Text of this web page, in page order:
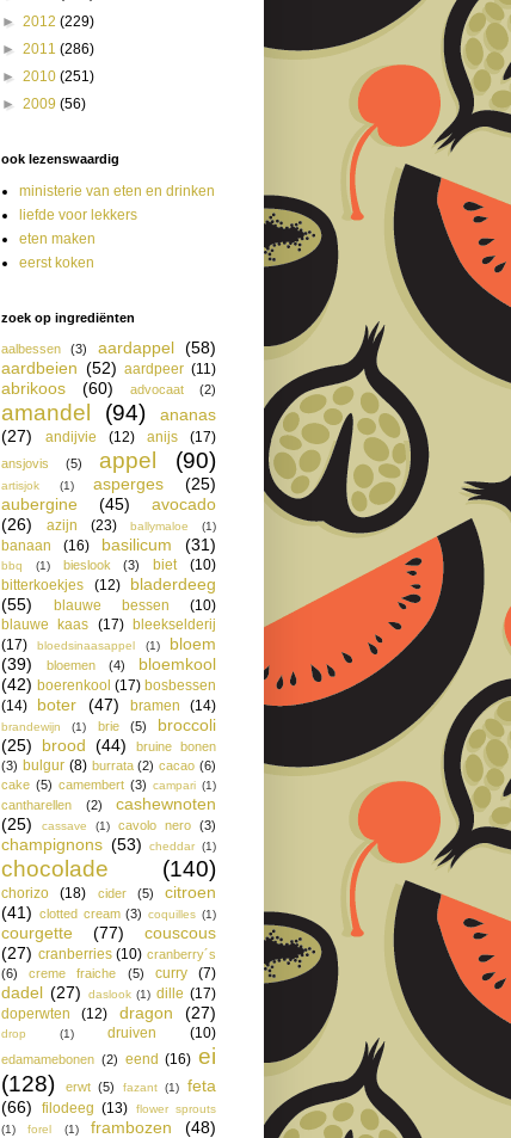
► 2012 (229)
► 2011 (286)
► 2010 (251)
► 2009 (56)
ook lezenswaardig
ministerie van eten en drinken
liefde voor lekkers
eten maken
eerst koken
zoek op ingrediënten
aalbessen (3) aardappel (58)
aardbeien (52) aardpeer (11)
abrikoos (60) advocaat (2)
amandel (94)
ananas
(27)
andijvie (12) anijs (17)
ansjovis (5) appel (90)
artisjok (1) asperges
(25)
aubergine
(45)
avocado
(26)
azijn (23) ballymaloe (1)
banaan (16) basilicum (31)
bbq (1) bieslook (3) biet
(10)
bitterkoekjes
(12)
bladerdeeg
(55)
blauwe bessen
(10)
blauwe kaas (17) bleekselderij
(17)
bloedsinaasappel (1)
bloem
(39)
bloemen (4)
bloemkool
(42) boerenkool (17) bosbessen
(14)
boter (47) bramen (14)
brandewijn (1) brie (5)
broccoli
(25)
brood (44)
bruine bonen
(3) bulgur (8) burrata (2) cacao (6)
cake (5) camembert (3) campari (1)
cantharellen (2)
cashewnoten
(25)
cassave (1) cavolo nero (3)
champignons (53) cheddar (1)
chocolade (140)
chorizo (18) cider (5)
citroen
(41) clotted cream (3) coquilles (1)
courgette (77)
couscous
(27) cranberries (10) cranberry´s
(6)
creme fraiche (5) curry (7)
dadel (27) daslook (1) dille (17)
doperwten
(12) dragon (27)
drop (1) druiven (10)
edamamebonen (2) eend (16) ei
(128)
erwt (5) fazant (1)
feta
(66)
filodeeg (13)
flower sprouts
(1)
forel (1) frambozen (48)